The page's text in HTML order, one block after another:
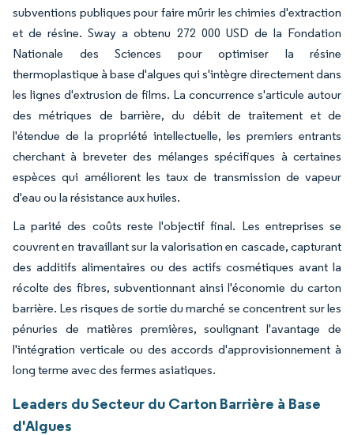
subventions publiques pour faire mûrir les chimies d'extraction
et de résine. Sway a obtenu 272 000 USD de la Fondation
Nationale des Sciences pour optimiser la résine
thermoplastique à base d'algues qui s'intègre directement dans
les lignes d'extrusion de films. La concurrence s'articule autour
des métriques de barrière, du débit de traitement et de
l'étendue de la propriété intellectuelle, les premiers entrants
cherchant à breveter des mélanges spécifiques à certaines
espèces qui améliorent les taux de transmission de vapeur
d'eau ou la résistance aux huiles.
La parité des coûts reste l'objectif final. Les entreprises se
couvrent en travaillant sur la valorisation en cascade, capturant
des additifs alimentaires ou des actifs cosmétiques avant la
récolte des fibres, subventionnant ainsi l'économie du carton
barrière. Les risques de sortie du marché se concentrent sur les
pénuries de matières premières, soulignant l'avantage de
l'intégration verticale ou des accords d'approvisionnement à
long terme avec des fermes asiatiques.
Leaders du Secteur du Carton Barrière à Base
d'Algues